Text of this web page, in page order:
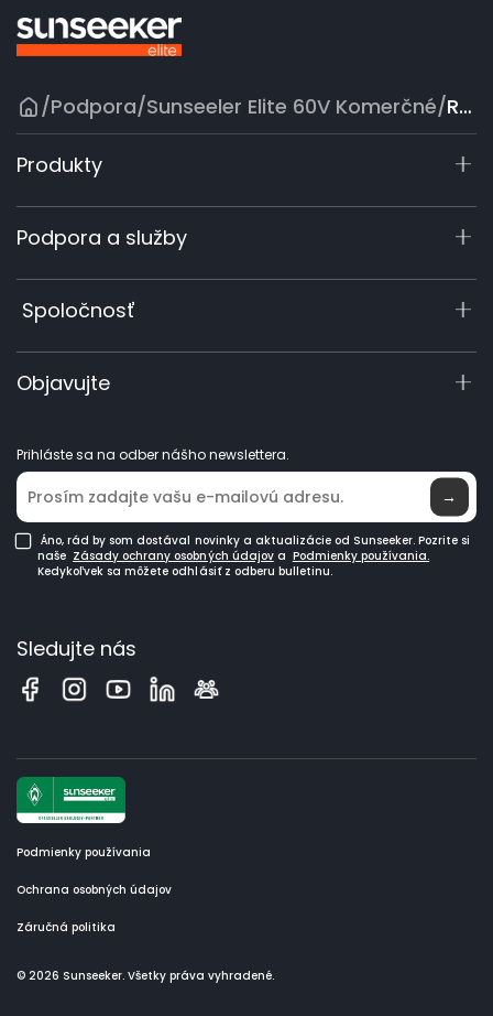
/Podpora/Sunseeler Elite 60V Komerčné/ Ručný fúkač
Produkty
X7 / X7 Plus Gen 2
X5 Gen 2
X3 Gen 2
60 V – profesionálny rad
Príslušenstvo
Podpora a služby
Centrum podpory
Registrácia záruky
Dopyt k produktu
Návody a videá
Spoločnosť
O nás
Elite Lab
Kde kúpiť
Objavujte
Prihláste sa na odber nášho newslettera.
→
Áno, rád by som dostával novinky a aktualizácie od Sunseeker. Pozrite si
naše Zásady ochrany osobných údajova Podmienky používania.
Kedykoľvek sa môžete odhlásiť z odberu bulletinu.
Sledujte nás
Podmienky používania
Ochrana osobných údajov
Záručná politika
© 2026 Sunseeker. Všetky práva vyhradené.